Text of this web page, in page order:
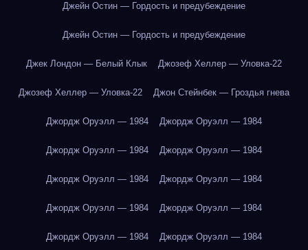
Джейн Остин — Гордость и предубеждение
Джейн Остин — Гордость и предубеждение
Джек Лондон — Белый Клык Джозеф Хеллер — Уловка-22
Джозеф Хеллер — Уловка-22 Джон Стейнбек — Гроздья гнева
Джордж Оруэлл — 1984 Джордж Оруэлл — 1984
Джордж Оруэлл — 1984 Джордж Оруэлл — 1984
Джордж Оруэлл — 1984 Джордж Оруэлл — 1984
Джордж Оруэлл — 1984 Джордж Оруэлл — 1984
Джордж Оруэлл — 1984 Джордж Оруэлл — 1984